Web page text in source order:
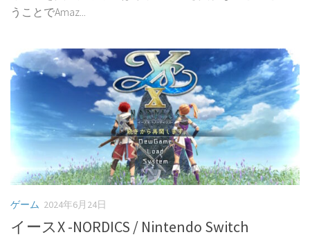
うことでAmaz...
ゲーム 2024年6月24日
イースX -NORDICS / Nintendo Switch